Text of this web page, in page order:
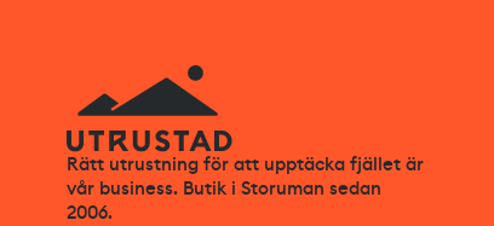
Rätt utrustning för att upptäcka fjället är
vår business. Butik i Storuman sedan
2006.